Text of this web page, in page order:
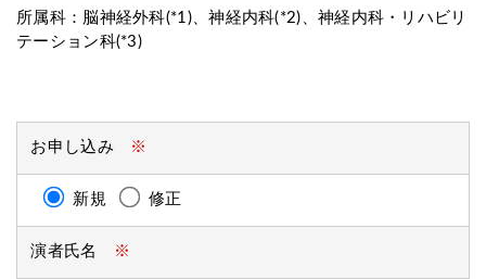
所属科：脳神経外科(*1)、神経内科(*2)、神経内科・リハビリ
テーション科(*3)
お申し込み ※
新規 修正
演者氏名 ※